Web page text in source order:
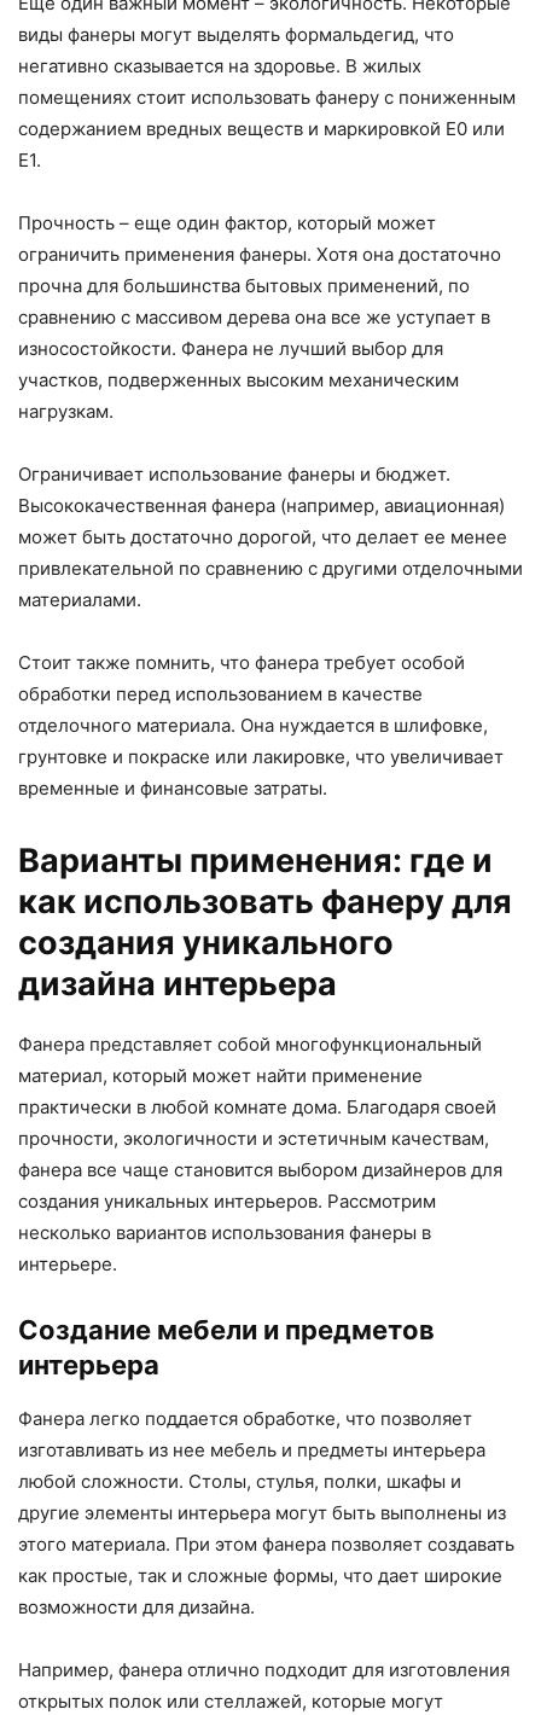
виды фанеры могут выделять формальдегид, что
негативно сказывается на здоровье. В жилых
помещениях стоит использовать фанеру с пониженным
содержанием вредных веществ и маркировкой E0 или
E1.
Прочность – еще один фактор, который может
ограничить применения фанеры. Хотя она достаточно
прочна для большинства бытовых применений, по
сравнению с массивом дерева она все же уступает в
износостойкости. Фанера не лучший выбор для
участков, подверженных высоким механическим
нагрузкам.
Ограничивает использование фанеры и бюджет.
Высококачественная фанера (например, авиационная)
может быть достаточно дорогой, что делает ее менее
привлекательной по сравнению с другими отделочными
материалами.
Стоит также помнить, что фанера требует особой
обработки перед использованием в качестве
отделочного материала. Она нуждается в шлифовке,
грунтовке и покраске или лакировке, что увеличивает
временные и финансовые затраты.
Варианты применения: где и
как использовать фанеру для
создания уникального
дизайна интерьера
Фанера представляет собой многофункциональный
материал, который может найти применение
практически в любой комнате дома. Благодаря своей
прочности, экологичности и эстетичным качествам,
фанера все чаще становится выбором дизайнеров для
создания уникальных интерьеров. Рассмотрим
несколько вариантов использования фанеры в
интерьере.
Создание мебели и предметов
интерьера
Фанера легко поддается обработке, что позволяет
изготавливать из нее мебель и предметы интерьера
любой сложности. Столы, стулья, полки, шкафы и
другие элементы интерьера могут быть выполнены из
этого материала. При этом фанера позволяет создавать
как простые, так и сложные формы, что дает широкие
возможности для дизайна.
Например, фанера отлично подходит для изготовления
открытых полок или стеллажей, которые могут